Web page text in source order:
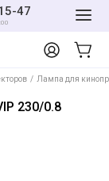
47
Лампа для
230/0.8